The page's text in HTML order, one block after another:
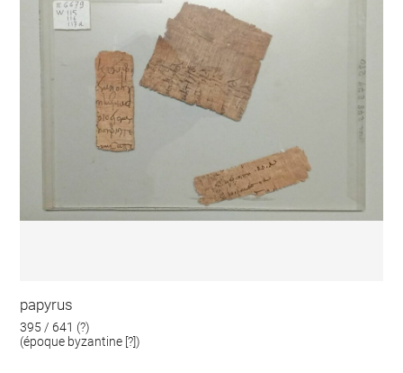
papyrus
395 / 641 (?)
(époque byzantine [?])